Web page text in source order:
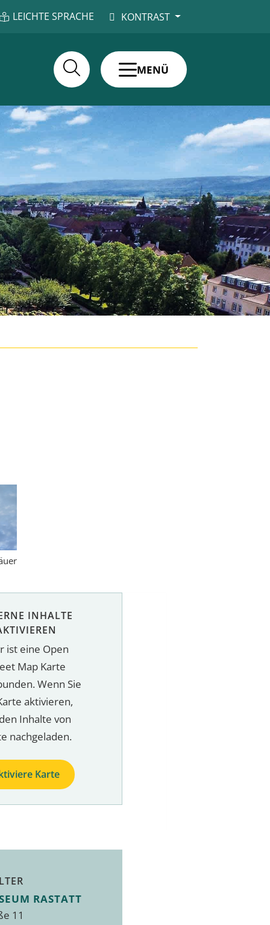
LEICHTE SPRACHE KONTRAST
MENÜ
INHALTE
ist eine Open
Map Karte
Wenn Sie
aktivieren,
Inhalte von
nachgeladen.
Karte
RASTATT
11